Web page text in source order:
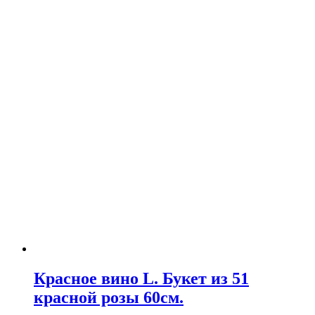
Красное вино L. Букет из 51
красной розы 60см.